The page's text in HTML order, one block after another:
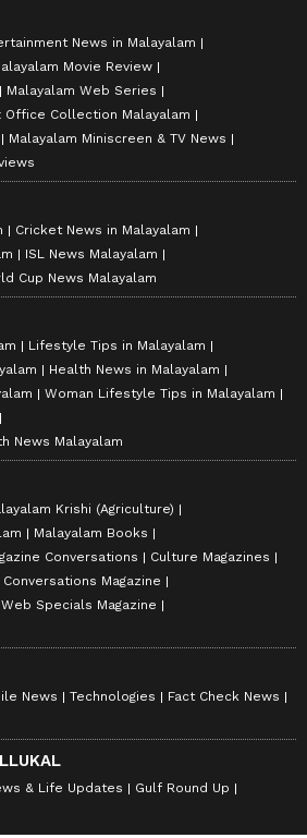
News in Malayalam
Movie Review
Malayalam Web Series
Office Collection Malayalam
Malayalam Miniscreen & TV News
Cricket News in Malayalam
ISL News Malayalam
Cup News Malayalam
Lifestyle Tips in Malayalam
Health News in Malayalam
Woman Lifestyle Tips in Malayalam
News Malayalam
Krishi (Agriculture)
Malayalam Books
Conversations
Culture Magazines
Conversations Magazine
Web Specials Magazine
News Technologies
Fact Check News
& Life Updates
Gulf Round Up